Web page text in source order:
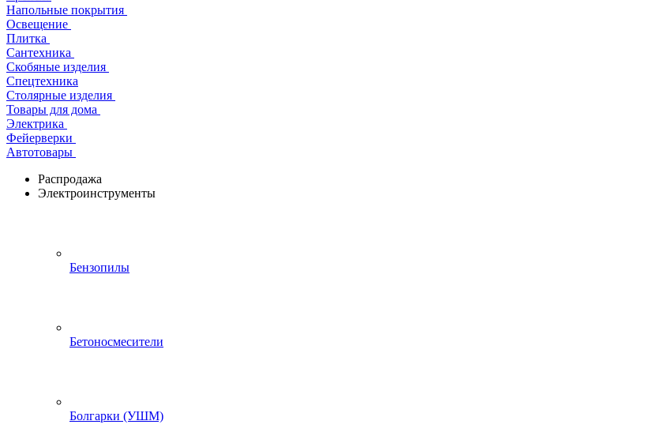
Напольные покрытия
Освещение
Плитка
Сантехника
Скобяные изделия
Спецтехника
Столярные изделия
Товары для дома
Электрика
Фейерверки
Автотовары
Распродажа
Электроинструменты
Бензопилы
Бетоносмесители
Болгарки (УШМ)